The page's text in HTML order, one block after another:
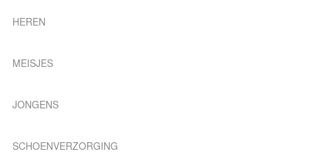
HEREN
MEISJES
JONGENS
SCHOENVERZORGING